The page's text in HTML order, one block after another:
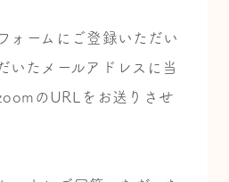
ォームにご登録いただい
いたメールアドレスに 当
のURLをお送りさせ